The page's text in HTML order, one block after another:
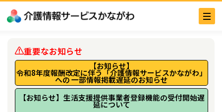
重要なお知らせ
【お知らせ】
令和8年度報酬改定に伴う「介護情報サービスかながわ」
への 一部情報掲載遅延のお知らせ
【お知らせ】生活支援提供事業者登録機能の受付開始遅
延について